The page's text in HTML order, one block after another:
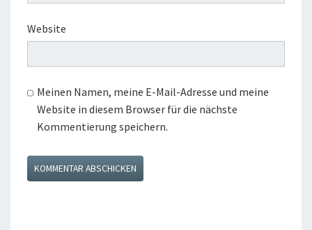
Website
Meinen Namen, meine E-Mail-Adresse und meine
Website in diesem Browser für die nächste
Kommentierung speichern.